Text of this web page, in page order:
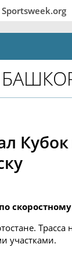
Sportsweek.org
скоростному
участками.